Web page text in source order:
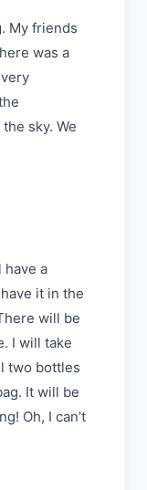
My friends
was a
sky. We
have a
it in the
will be
I will take
two bottles
It will be
Oh, I can’t